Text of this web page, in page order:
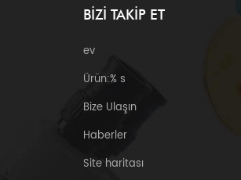
BIZI TAKIP ET
ev
Ürün:% s
Bize Ulaşın
Haberler
Site haritası